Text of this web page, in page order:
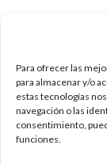
Para ofrecer las
para almacenar y/o
estas tecnologías
navegación o las
consentimiento,
funciones.
permite
simple y no
ningún
cuenta de